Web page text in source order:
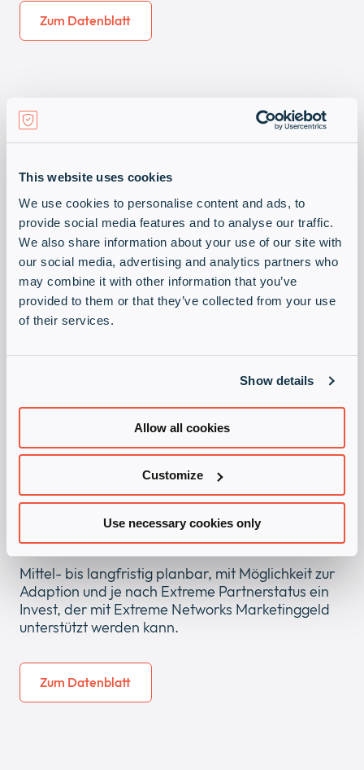
This website uses cookies
We use cookies to personalise content and ads, to
provide social media features and to analyse our traffic.
We also share information about your use of our site with
our social media, advertising and analytics partners who
may combine it with other information that you’ve
provided to them or that they’ve collected from your use
of their services.
Show details
Allow all cookies
Customize
Use necessary cookies only
Zum Datenblatt
Lead Generierung vom Profi
Durch die Verbindung aus Hardcopy oder E-
Mailing und der nachgelagerten Telesales
Aktivität zur Leadqualifizierung verspricht die
Kampagne eine hohe Erfolgsquote mit geringem
Aufwand für Ihren Vertrieb, da Sie erst dann aktiv
werden müssen, wenn ein hinreichend
qualifiziertes Lead vorliegt.
Alternativ können Sie Telemarketing ohne
Kontaktadressen zu qualifizieren oder. Auch der
Kauf neuer Adressen ist möglich. Bitte beachten
der Auswahl der richtigen Zielgruppe abhängt. Im
besten Fall nutzen Sie Ihre eigenen
Adressdatenbank mit Kontakten, die Ihr
Telemarketingaktion für Cross-oder Upsell. Mit
unserem erfahrenen Telemarketingpartner bieten
wir Ihnen Telemarketingpakete zu
Mittel- bis langfristig planbar, mit Möglichkeit zur
Adaption und je nach Extreme Partnerstatus ein
Invest, der mit Extreme Networks Marketinggeld
unterstützt werden kann.
Zum Datenblatt